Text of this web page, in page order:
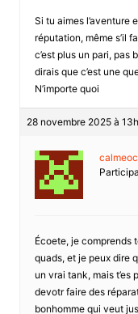
Si tu aimes l’aventure
réputation, même s’il
c’est plus un pari, pas
dirais que c’est une
N’importe quoi
28 novembre 2025 à
Écoete, je comprends
quads, et je peux dire
un vrai tank, mais t’es
devotr faire des
bonhomme qui veut